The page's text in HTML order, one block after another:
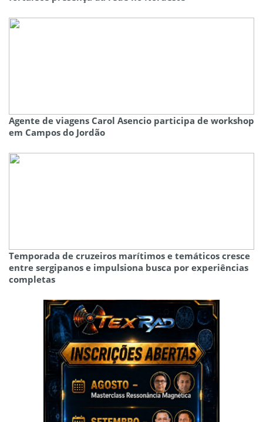
Agente de viagens Carol Asencio participa de workshop
em Campos do Jordão
Temporada de cruzeiros marítimos e temáticos cresce
entre sergipanos e impulsiona busca por experiências
completas